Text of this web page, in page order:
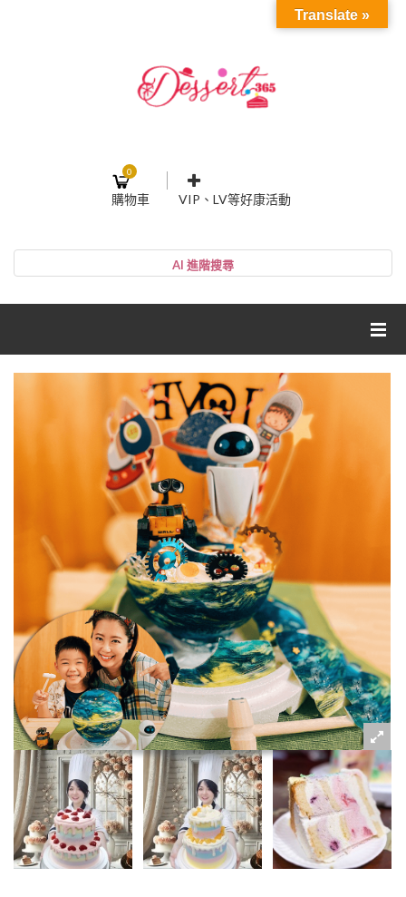
0
購物車 VIP、LV等好康活動
帳號
記住我
網紅媽咪蛋糕心得分享
加入甜點廚師接單平台
Translate »